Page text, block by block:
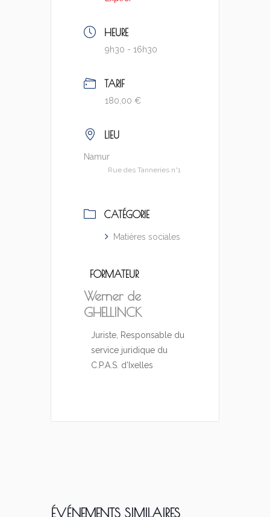
HEURE
9h30 - 16h30
TARIF
180,00 €
LIEU
Namur
Rue des Tanneries n°1
CATÉGORIE
Matières sociales
FORMATEUR
Werner de
GHELLINCK
Juriste, Responsable du
service juridique du
C.P.A.S. d’Ixelles
ÉVÉNEMENTS SIMILAIRES